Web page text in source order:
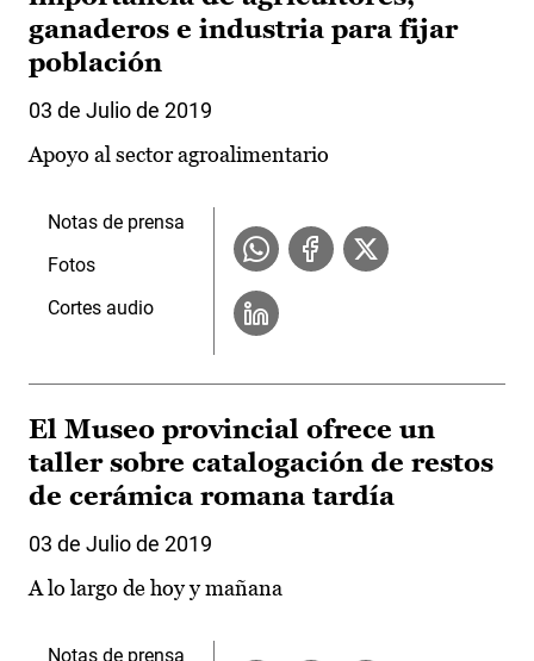
ganaderos e industria para fijar
población
03 de Julio de 2019
Apoyo al sector agroalimentario
Notas de prensa
Fotos
Cortes audio
El Museo provincial ofrece un
taller sobre catalogación de restos
de cerámica romana tardía
03 de Julio de 2019
A lo largo de hoy y mañana
Notas de prensa